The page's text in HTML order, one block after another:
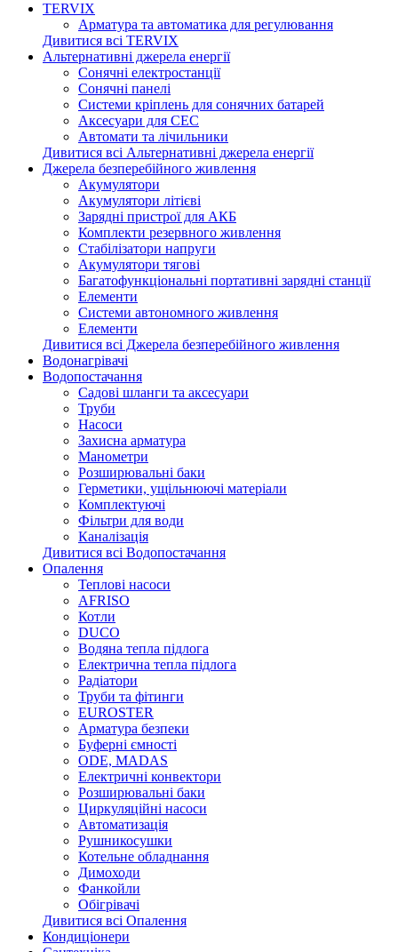
TERVIX
Арматура та автоматика для регулювання
Дивитися всі TERVIX
Альтернативні джерела енергії
Сонячні електростанції
Сонячні панелі
Системи кріплень для сонячних батарей
Аксесуари для СЕС
Автомати та лічильники
Дивитися всі Альтернативні джерела енергії
Джерела безперебійного живлення
Акумулятори
Акумулятори літієві
Зарядні пристрої для АКБ
Комплекти резервного живлення
Стабілізатори напруги
Акумулятори тягові
Багатофункціональні портативні зарядні станції
Елементи
Системи автономного живлення
Елементи
Дивитися всі Джерела безперебійного живлення
Водонагрівачі
Водопостачання
Садові шланги та аксесуари
Труби
Насоси
Захисна арматура
Манометри
Розширювальні баки
Герметики, ущільнюючі матеріали
Комплектуючі
Фільтри для води
Каналізація
Дивитися всі Водопостачання
Опалення
Теплові насоси
AFRISO
Котли
DUCO
Водяна тепла підлога
Електрична тепла підлога
Радіатори
Труби та фітинги
EUROSTER
Арматура безпеки
Буферні ємності
ODE, MADAS
Електричні конвектори
Розширювальні баки
Циркуляційні насоси
Автоматизація
Рушникосушки
Котельне обладнання
Димоходи
Фанкойли
Обігрівачі
Дивитися всі Опалення
Кондиціонери